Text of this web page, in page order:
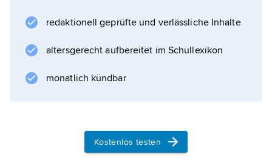
Wagen verkauft wurden. –
Ford war zunächst Ingenieur bei der Edison
Co., konstruierte 1892 sein erstes Automobil
und gründete 1903 die
Unternehmen von Fords Sohn
redaktionell geprüfte und verlässliche Inhalte
altersgerecht aufbereitet im Schullexikon
monatlich kündbar
Kostenlos testen